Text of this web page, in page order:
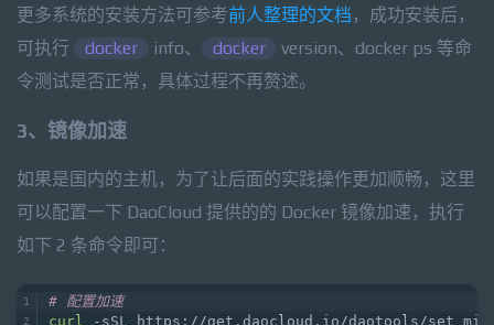
更多系统的安装方法可参考前人整理的文档 ，成功安装后，
可执行
docker info、 docker
version、docker ps 等命
令测试是否正常，具体过程不再赘述。
3、镜像加速
如果是国内的主机，为了让后面的实践操作更加顺畅，这里
可以配置一下 DaoCloud 提供的的 Docker 镜像加速，执行
如下 2 条命令即可：
# 配置加速
curl -sSL https://get.daocloud.io/daotools/